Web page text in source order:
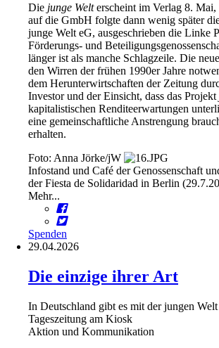
Die junge Welterscheint im Verlag 8. Mai,
auf die GmbH folgte dann wenig später
junge Welt eG, ausgeschrieben die Linke
Förderungs- und
länger ist als manche Schlagzeile. Die
den Wirren der frühen 1990er Jahre
dem Herunterwirtschaften der Zeitung
Investor und der Einsicht, dass das Projekt
kapitalistischen Renditeerwartungen
eine gemeinschaftliche Anstrengung
erhalten.
Foto: Anna Jörke/jW
Infostand und Café der Genossenschaft
der Fiesta de Solidaridad in Berlin
Mehr...
Spenden
29.04.2026
Die einzige ihrer Art
In Deutschland gibt es mit der jungen
Tageszeitung am Kiosk
Aktion und Kommunikation